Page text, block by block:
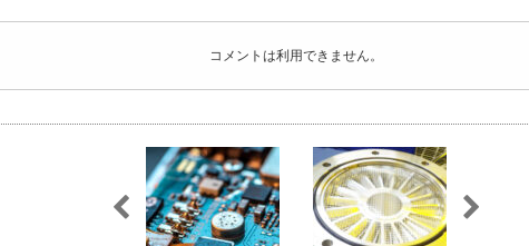
コメントは利用できません。